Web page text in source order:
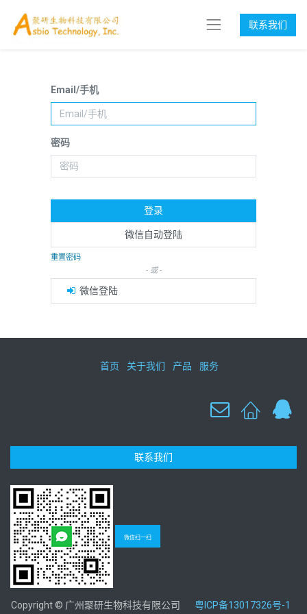
联系我们
Email/手机
密码
登录
微信自动登陆
重置密码
- 或 -
微信登陆
首页 关于我们 产品 服务
联系我们
微信扫一扫
Copyright © 广州聚研生物科技有限公司 粤ICP备13017326号-1